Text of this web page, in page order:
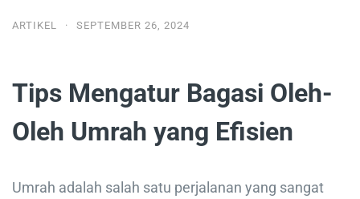
ARTIKEL · SEPTEMBER 26, 2024
Tips Mengatur Bagasi Oleh-
Oleh Umrah yang Efisien
Umrah adalah salah satu perjalanan yang sangat